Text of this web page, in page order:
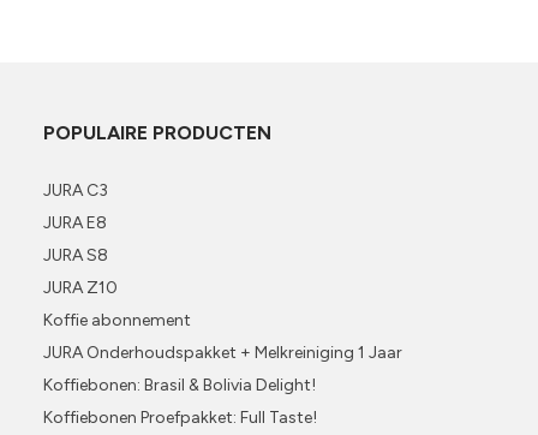
POPULAIRE PRODUCTEN
JURA C3
JURA E8
JURA S8
JURA Z10
Koffie abonnement
JURA Onderhoudspakket + Melkreiniging 1 Jaar
Koffiebonen: Brasil & Bolivia Delight!
Koffiebonen Proefpakket: Full Taste!